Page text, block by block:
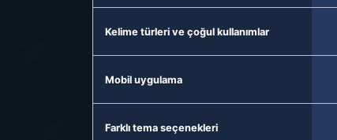
Kelime türleri ve çoğul kullanımlar
Mobil uygulama
Farklı tema seçenekleri